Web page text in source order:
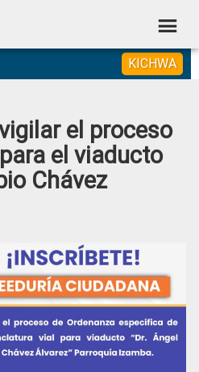
KICHWA
el proceso
el viaducto
Chávez